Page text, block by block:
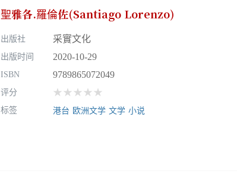
聖雅各.羅倫佐(Santiago Lorenzo)
出版社 采實文化
出版时间 2020-10-29
ISBN 9789865072049
评分 ★★★★★
标签 港台 欧洲文学 文学 小说